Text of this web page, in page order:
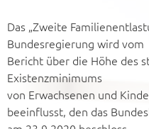
Das „Zweite
Bundesregierung wird vom
Bericht über die Höhe des
Existenzminimums
von Erwachsenen und
beeinflusst, den das